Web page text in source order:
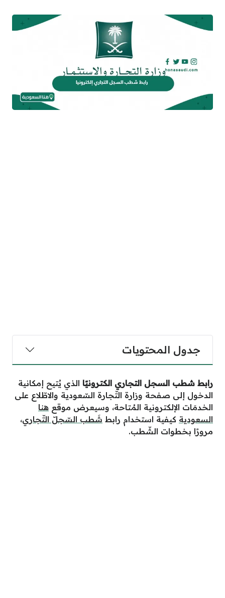
جدول المحتويات
رابط شطب السجل التجاري الكترونيًا الذي يُتيح إمكانية
الدخول إلى صفحة وزارة التّجارة السّعودية والاطّلاع على
الخدمَات الإلكترونية المُتاحة، وسيعرض موقع هنا
السعودية كيفية استخدام رابط شَطب السّجلّ التّجاري،
مرورًا بخطوات الشّطب.